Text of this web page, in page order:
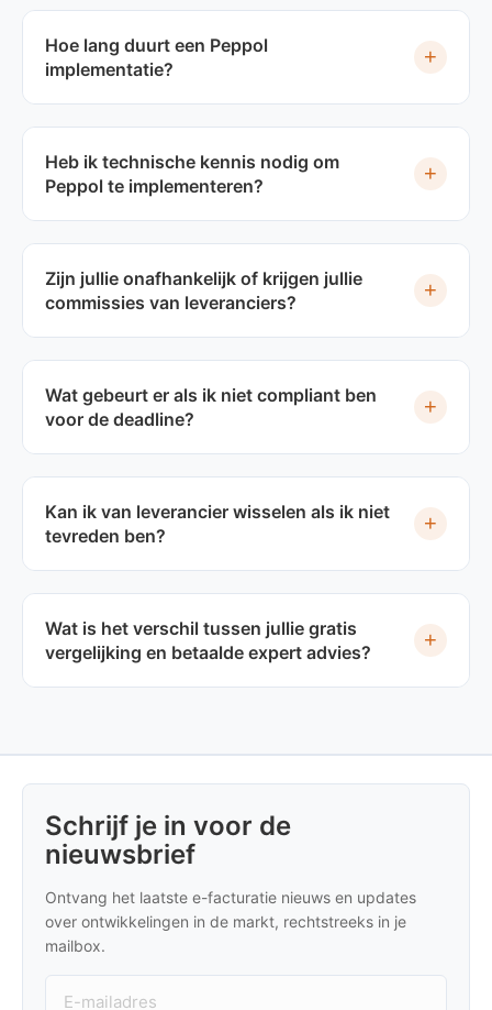
Hoe lang duurt een Peppol
implementatie?
+
Heb ik technische kennis nodig om
Peppol te implementeren?
+
Zijn jullie onafhankelijk of krijgen jullie
commissies van leveranciers?
+
Wat gebeurt er als ik niet compliant ben
voor de deadline?
+
Kan ik van leverancier wisselen als ik niet
tevreden ben?
+
Wat is het verschil tussen jullie gratis
vergelijking en betaalde expert advies?
+
Schrijf je in voor de
nieuwsbrief
Ontvang het laatste e-facturatie nieuws en updates
over ontwikkelingen in de markt, rechtstreeks in je
mailbox.